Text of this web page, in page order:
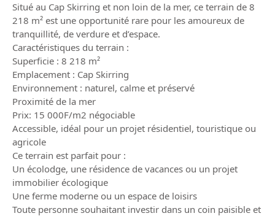
Situé au Cap Skirring et non loin de la mer, ce terrain de 8
218 m² est une opportunité rare pour les amoureux de
tranquillité, de verdure et d’espace.
Caractéristiques du terrain :
Superficie : 8 218 m²
Emplacement : Cap Skirring
Environnement : naturel, calme et préservé
Proximité de la mer
Prix: 15 000F/m2 négociable
Accessible, idéal pour un projet résidentiel, touristique ou
agricole
Ce terrain est parfait pour :
Un écolodge, une résidence de vacances ou un projet
immobilier écologique
Une ferme moderne ou un espace de loisirs
Toute personne souhaitant investir dans un coin paisible et